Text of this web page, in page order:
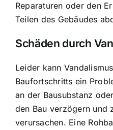
Reparaturen oder den
Teilen des Gebäudes
Schäden durch
Leider kann
Baufortschritts ein
an der Bausubstanz
den Bau verzögern und
verursachen. Eine